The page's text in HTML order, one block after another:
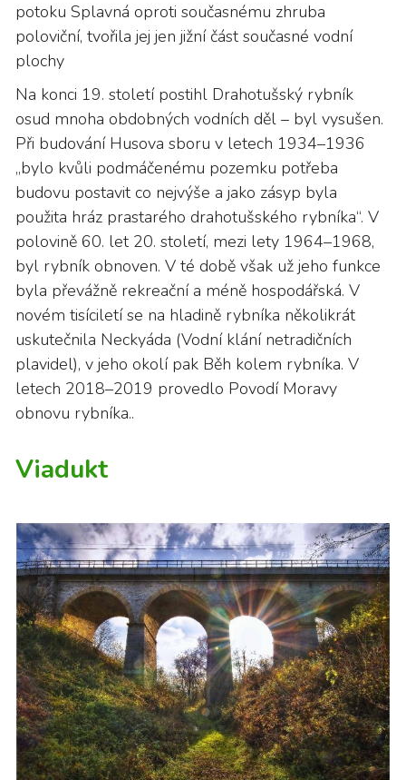
potoku Splavná oproti současnému zhruba
poloviční, tvořila jej jen jižní část současné vodní
plochy
Na konci 19. století postihl Drahotušský rybník
osud mnoha obdobných vodních děl – byl vysušen.
Při budování Husova sboru v letech 1934–1936
„bylo kvůli podmáčenému pozemku potřeba
budovu postavit co nejvýše a jako zásyp byla
použita hráz prastarého drahotušského rybníka“. V
polovině 60. let 20. století, mezi lety 1964–1968,
byl rybník obnoven. V té době však už jeho funkce
byla převážně rekreační a méně hospodářská. V
novém tisíciletí se na hladině rybníka několikrát
uskutečnila Neckyáda (Vodní klání netradičních
plavidel), v jeho okolí pak Běh kolem rybníka. V
letech 2018–2019 provedlo Povodí Moravy
obnovu rybníka..
Viadukt